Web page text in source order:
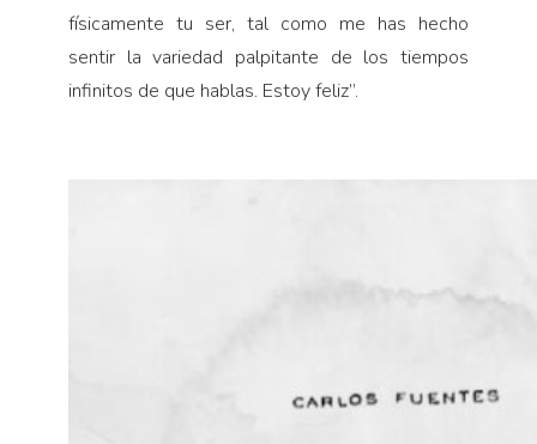
físicamente tu ser, tal como me has hecho
sentir la variedad palpitante de los tiempos
infinitos de que hablas. Estoy feliz”.